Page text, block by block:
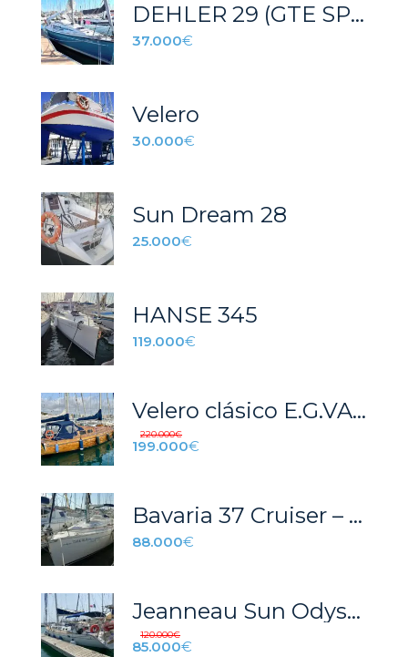
DEHLER 29 (GTE SPORT)
37.000€
Velero
30.000€
Sun Dream 28
25.000€
HANSE 345
119.000€
Velero clásico E.G.VAN DE STAD STORMY 55 de 1981. Bandera española, precio con IVA incluido
220.000€
199.000€
Bavaria 37 Cruiser – REF 017T
88.000€
Jeanneau Sun Odyssey 43
120.000€
85.000€